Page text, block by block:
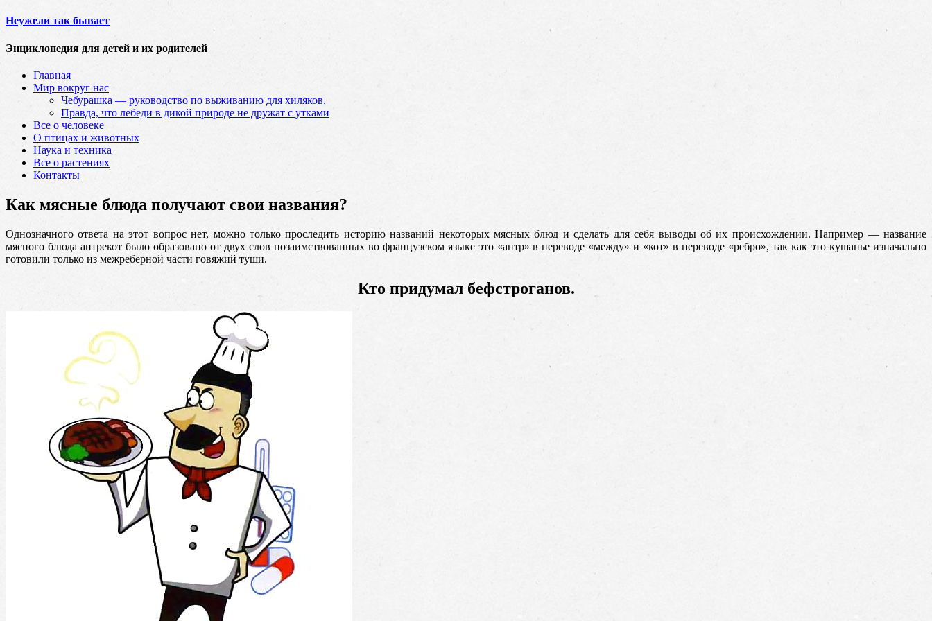
Неужели так бывает
Энциклопедия для детей и их родителей
Главная
Мир вокруг нас
Чебурашка — руководство по выживанию для хиляков.
Правда, что лебеди в дикой природе не дружат с утками
Все о человеке
О птицах и животных
Наука и техника
Все о растениях
Контакты
Как мясные блюда получают свои названия?
Однозначного ответа на этот вопрос нет, можно только проследить историю названий некоторых мясных блюд и сделать для себя выводы об их происхождении. Например — название
мясного блюда антрекот было образовано от двух слов позаимствованных во французском языке это «антр» в переводе «между» и «кот» в переводе «ребро», так как это кушанье изначально
готовили только из межреберной части говяжий туши.
Кто придумал бефстроганов.